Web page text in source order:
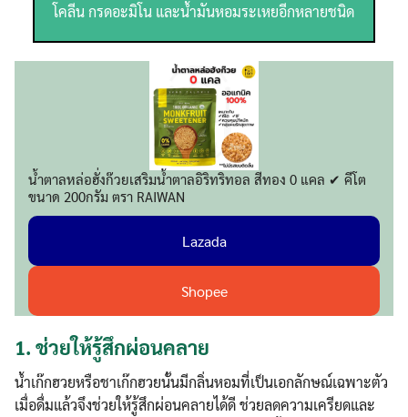
โคลีน กรดอะมิโน และน้ำมันหอมระเหยอีกหลายชนิด
น้ำตาลหล่อฮั่งก๊วยเสริมน้ำตาลอิริทริทอล สีทอง 0 แคล ✔ คีโต
ขนาด 200กรัม ตรา RAIWAN
Lazada
Shopee
1. ช่วยให้รู้สึกผ่อนคลาย
น้ำเก๊กฮวยหรือชาเก๊กฮวยนั้นมีกลิ่นหอมที่เป็นเอกลักษณ์เฉพาะตัว
เมื่อดื่มแล้วจึงช่วยให้รู้สึกผ่อนคลายได้ดี ช่วยลดความเครียดและ